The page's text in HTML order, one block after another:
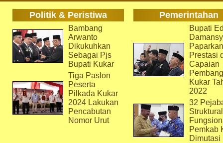
Politik & Peristiwa Pemerintahan
Bambang
Arwanto
Dikukuhkan
Sebagai Pjs
Bupati Kukar
Tiga Paslon
Peserta
Pilkada Kukar
2024 Lakukan
Pencabutan
Nomor Urut
Bupati
Paparkan
Prestasi
Capaian
Kukar
2022
32
Pemkab
Dimutasi